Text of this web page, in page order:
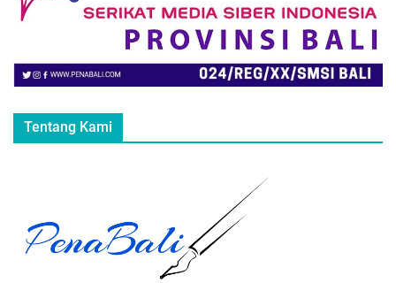
Tentang Kami